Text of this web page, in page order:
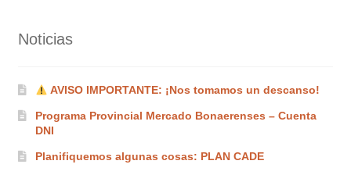
Noticias
AVISO IMPORTANTE: ¡Nos tomamos un descanso!
Programa Provincial Mercado Bonaerenses – Cuenta
DNI
Planifiquemos algunas cosas: PLAN CADE